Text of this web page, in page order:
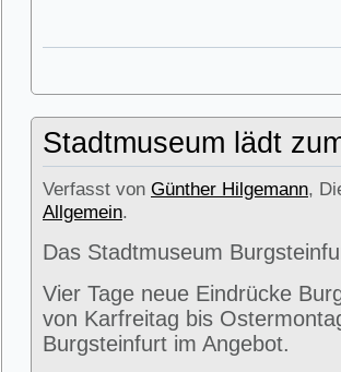
Stadtmuseum lädt
Verfasst von Günther Hilgemann,
Allgemein.
Das Stadtmuseum
Vier Tage neue Eindrücke
von Karfreitag bis
Burgsteinfurt im Angebot.